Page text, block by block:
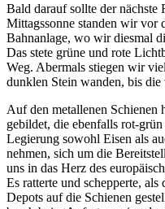
Bald darauf sollte der nächste
Mittagssonne standen wir vor
Bahnanlage, wo wir diesmal
Das stete grüne und rote
Weg. Abermals stiegen wir
dunklen Stein wanden, bis
Auf den metallenen Schienen
gebildet, die ebenfalls rot-
Legierung sowohl Eisen als
nehmen, sich um die
uns in das Herz des
Es ratterte und schepperte,
Depots auf die Schienen